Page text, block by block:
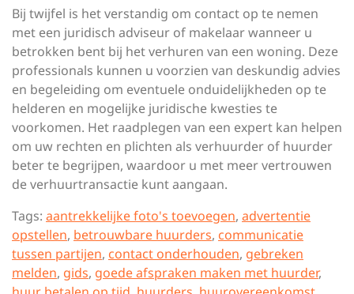
Bij twijfel is het verstandig om contact op te nemen
met een juridisch adviseur of makelaar wanneer u
betrokken bent bij het verhuren van een woning. Deze
professionals kunnen u voorzien van deskundig advies
en begeleiding om eventuele onduidelijkheden op te
helderen en mogelijke juridische kwesties te
voorkomen. Het raadplegen van een expert kan helpen
om uw rechten en plichten als verhuurder of huurder
beter te begrijpen, waardoor u met meer vertrouwen
de verhuurtransactie kunt aangaan.
Tags: aantrekkelijke foto's toevoegen, advertentie
opstellen, betrouwbare huurders, communicatie
tussen partijen, contact onderhouden, gebreken
melden, gids, goede afspraken maken met huurder,